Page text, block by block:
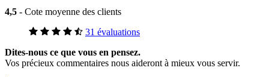
4,5 - Cote moyenne des clients
31 évaluations
Dites-nous ce que vous en pensez.
Vos précieux commentaires nous aideront à mieux vous servir.